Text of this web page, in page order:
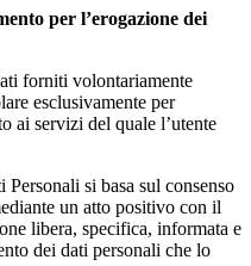
per l’erogazione dei
forniti volontariamente
esclusivamente per
ai servizi del quale l’utente
si basa sul consenso
un atto positivo con il
libera, specifica, informata e
dei dati personali che lo